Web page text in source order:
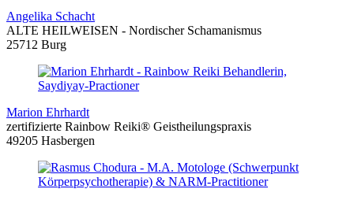
Angelika Schacht
ALTE HEILWEISEN - Nordischer Schamanismus
25712 Burg
Marion Ehrhardt
zertifizierte Rainbow Reiki® Geistheilungspraxis
49205 Hasbergen